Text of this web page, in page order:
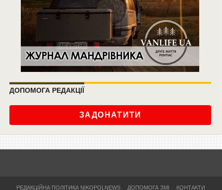
ДОПОМОГА РЕДАКЦІЇ
ЗАДОНАТИТИ
РЕДАКЦІЙНА ПОЛІТИКА NIKOPOLNEWS ДОПОМОГА ЗМІ КОНТАКТИ